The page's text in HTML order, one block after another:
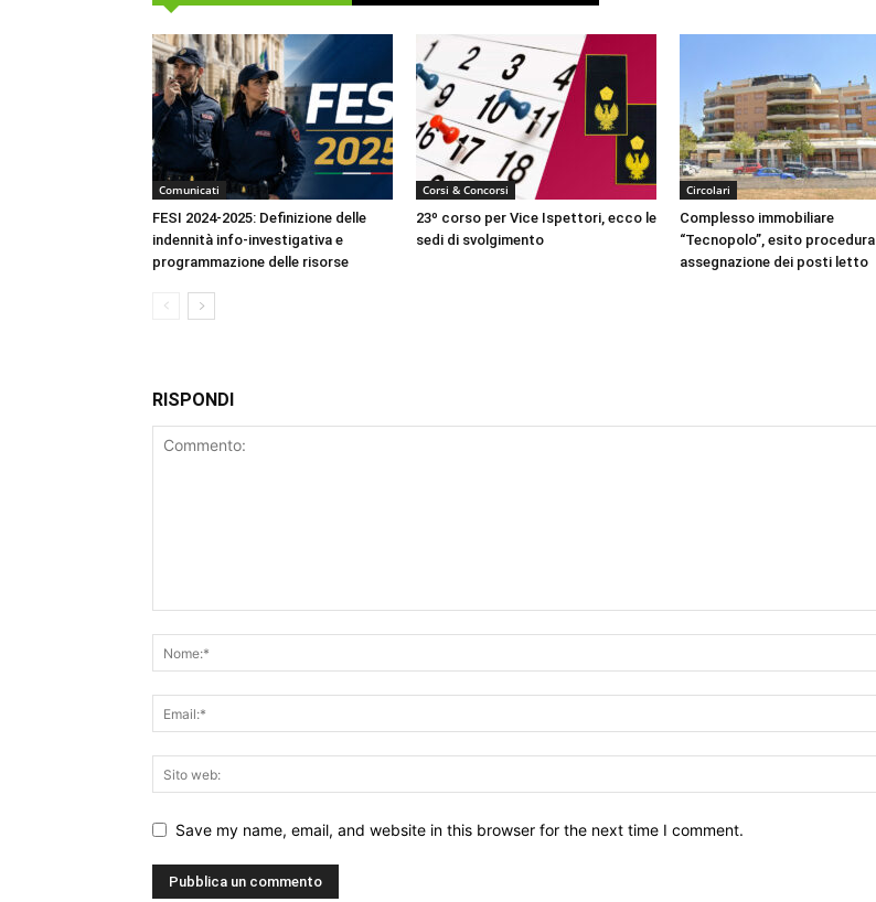
Comunicati
FESI 2024-2025: Definizione delle
indennità info-investigativa e
programmazione delle risorse
Corsi & Concorsi
23º corso per Vice Ispettori, ecco le
sedi di svolgimento
Circolari
Complesso immobiliare
“Tecnopolo”, esito procedura
assegnazione dei posti letto
RISPONDI
Save my name, email, and website in this browser for the next time I comment.